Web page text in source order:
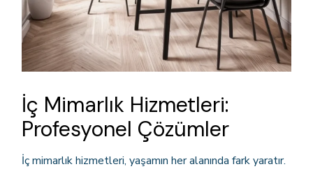
İç Mimarlık Hizmetleri:
Profesyonel Çözümler
İç mimarlık hizmetleri, yaşamın her alanında fark yaratır.